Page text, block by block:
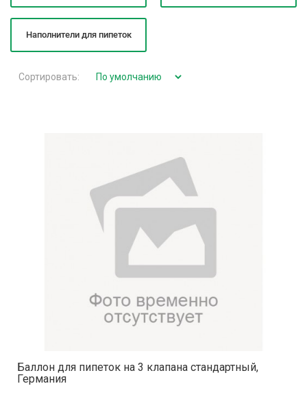
Наполнители для пипеток
Сортировать:
Баллон для пипеток на 3 клапана стандартный,
Германия